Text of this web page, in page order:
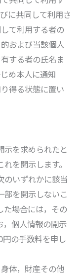
に共同して利用さ
て利用する者の
および当該個人
する者の氏名ま
め本人に通知
得る状態に置い
示を求められたと
を開示します。
のいずれかに該当
部を開示しないこ
た場合には，その
，個人情報の開示
の手数料を申し
体，財産その他